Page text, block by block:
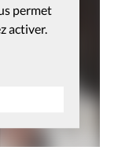
permet
activer.